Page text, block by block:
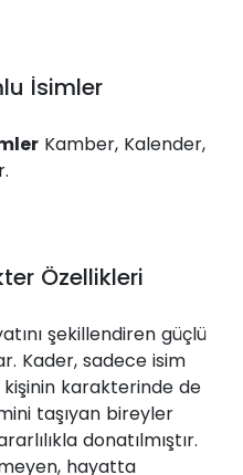
İsimler
Kamber, Kalender,
Özellikleri
şekillendiren güçlü
Kader, sadece isim
karakterinde de
taşıyan bireyler
donatılmıştır.
hayatta